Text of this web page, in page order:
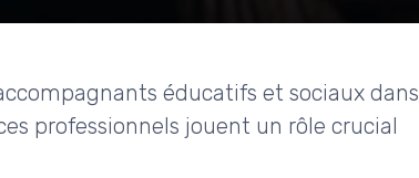
éducatifs et sociaux dans
professionnels jouent un rôle crucial